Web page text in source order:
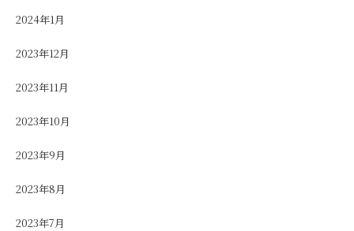
2024年1月
2023年12月
2023年11月
2023年10月
2023年9月
2023年8月
2023年7月